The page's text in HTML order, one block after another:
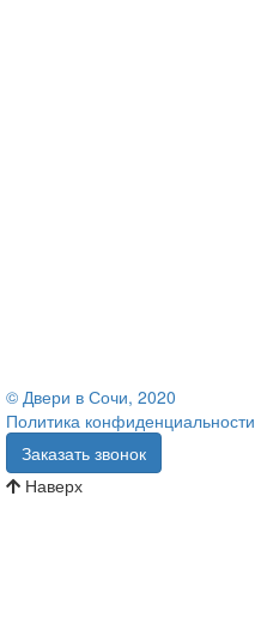
© Двери в Сочи, 2020
Политика конфиденциальности
Заказать звонок
Наверх